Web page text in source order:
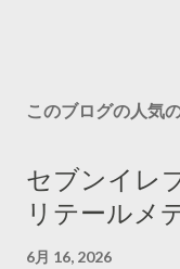
このブログの人気
セブンイレ
リテールメ
6月 16, 2026